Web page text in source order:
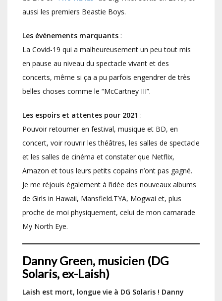
aussi les premiers Beastie Boys.
Les événements marquants :
La Covid-19 qui a malheureusement un peu tout mis
en pause au niveau du spectacle vivant et des
concerts, même si ça a pu parfois engendrer de très
belles choses comme le “McCartney III”.
Les espoirs et attentes pour 2021 :
Pouvoir retourner en festival, musique et BD, en
concert, voir rouvrir les théâtres, les salles de spectacle
et les salles de cinéma et constater que Netflix,
Amazon et tous leurs petits copains n’ont pas gagné.
Je me réjouis également à l’idée des nouveaux albums
de Girls in Hawaii, Mansfield.TYA, Mogwai et, plus
proche de moi physiquement, celui de mon camarade
My North Eye.
Danny Green, musicien (DG
Solaris, ex-Laish)
Laish est mort, longue vie à DG Solaris ! Danny